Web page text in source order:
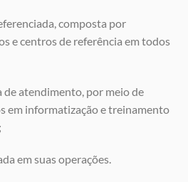
composta por
e centros de referência em todos
de atendimento, por meio de
em informatização e treinamento
em suas operações.